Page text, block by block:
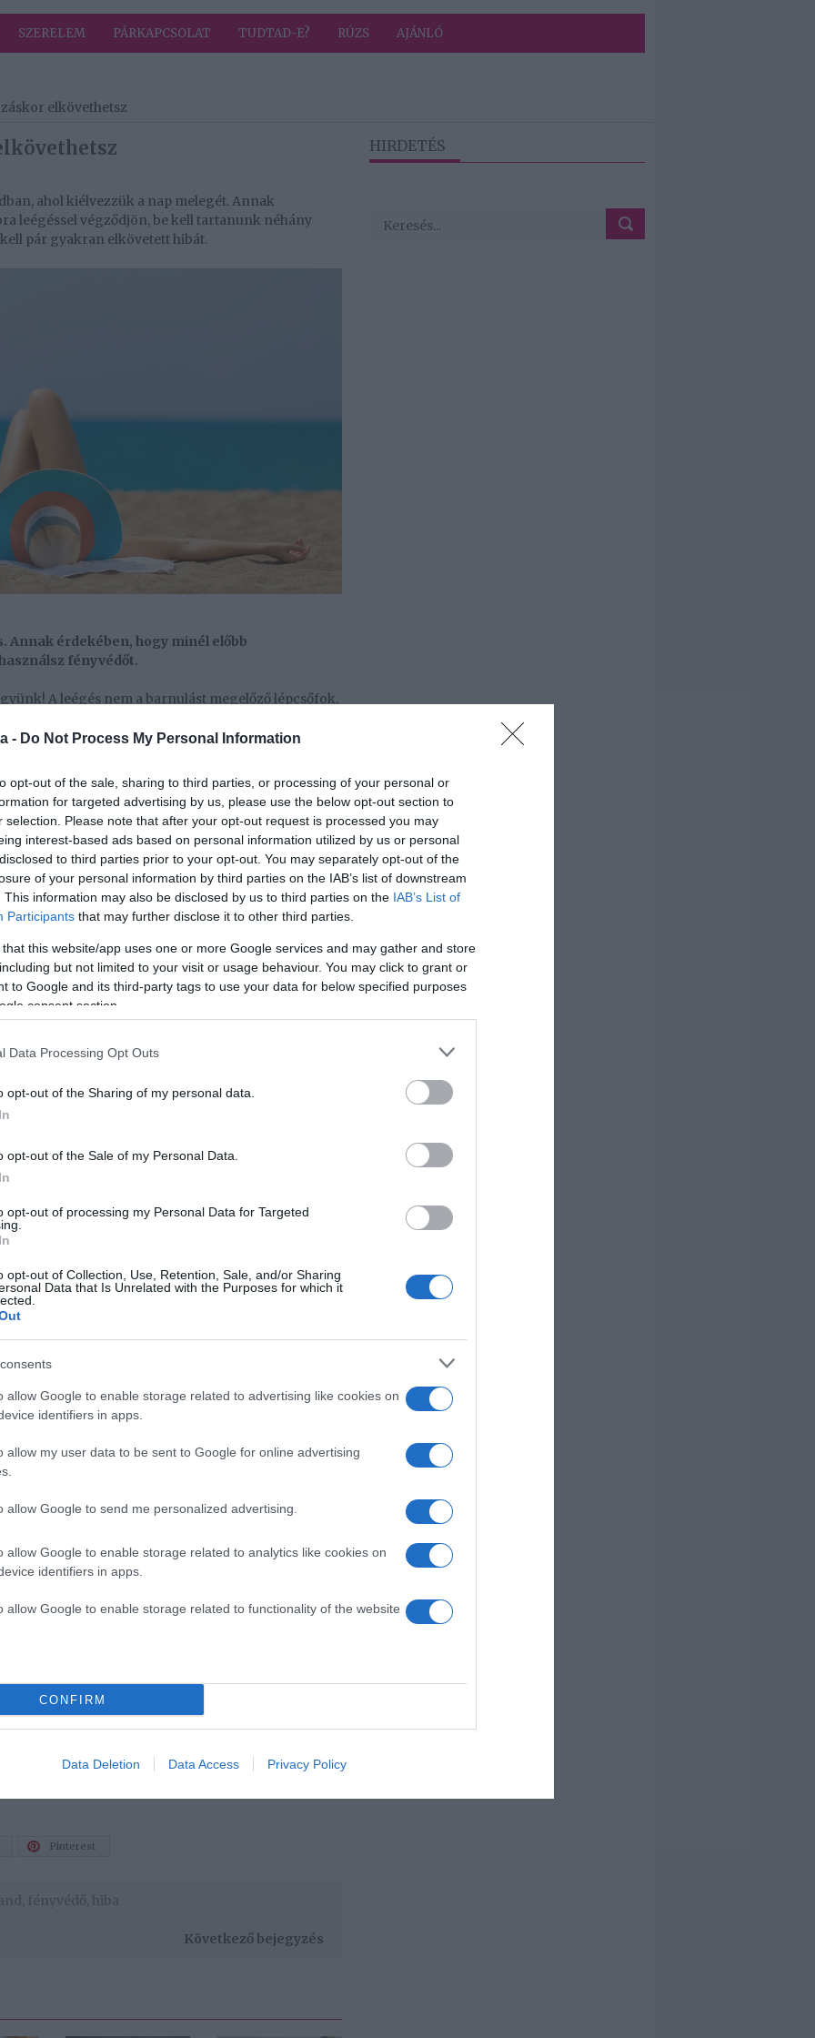
- Do Not Process My Personal Information
opt-out of the sale, sharing to third parties, or processing of your personal or
for targeted advertising by us, please use the below opt-out section to
selection. Please note that after your opt-out request is processed you may
interest-based ads based on personal information utilized by us or personal
to third parties prior to your opt-out. You may separately opt-out of the
of your personal information by third parties on the IAB’s list of downstream
This information may also be disclosed by us to third parties on the IAB’s List of
Participants that may further disclose it to other third parties.
that this website/app uses one or more Google services and may gather and store
but not limited to your visit or usage behaviour. You may click to grant or
to Google and its third-party tags to use your data for below specified purposes
consent section.
Data Processing Opt Outs
opt-out of the Sharing of my personal data.
opt-out of the Sale of my Personal Data.
opt-out of processing my Personal Data for Targeted
opt-out of Collection, Use, Retention, Sale, and/or Sharing
Data that Is Unrelated with the Purposes for which it
allow Google to enable storage related to advertising like cookies on
identifiers in apps.
allow my user data to be sent to Google for online advertising
allow Google to send me personalized advertising.
allow Google to enable storage related to analytics like cookies on
identifiers in apps.
allow Google to enable storage related to functionality of the website
CONFIRM
Data Deletion Data Access Privacy Policy
SZERELEM PÁRKAPCSOLAT TUDTAD-E? RÚZS AJÁNLÓ
elkövethetsz
ahol kiélvezzük a nap melegét. Annak
leégéssel végződjön, be kell tartanunk néhány
pár gyakran elkövetett hibát.
Annak érdekében, hogy minél előbb
fényvédőt.
A leégés nem a barnulást megelőző lépcsőfok,
mindig figyelnünk kell a megfelelő védelemre! Az
így elengedhetetlen a napkrém használata.
három napban ne tartózkodjunk a napon.
így ekkor fekszel ki.
tévhit ellen, hiszen nem a leghatásosabb, hanem a
11 és 15 óra között kerülni kell a napot, ugyanis
UV-sugárzás. Aki ennek ellenére kifekszik a
és napszúrást is kaphat.
fényvédőre.
védi a bőrt, de csak nagyon kis mértékben. A
során is kötelező a napvédő krém használata.
akkor fürdés után nem kell ismét bekenned
bekenni magunkat, akár három óránként.
a ”törölközőállóval”! Lehet, hogy fürdés után
azonban a törölközővel végleg leszedjük.
akkor egész nap napozhatsz.
kenjük be magunkat ötös faktorszámú krémmel,
a napon anélkül, hogy leégnénk. Minél
krémet kell használnunk.
homokozik, így nem kell bekenned.
az UV-sugarakat, emiatt árnyékban is be kell
érzékeny, így az ő esetükben még az
Pinterest
fényvédő hiba
Következő bejegyzés
HIRDETÉS